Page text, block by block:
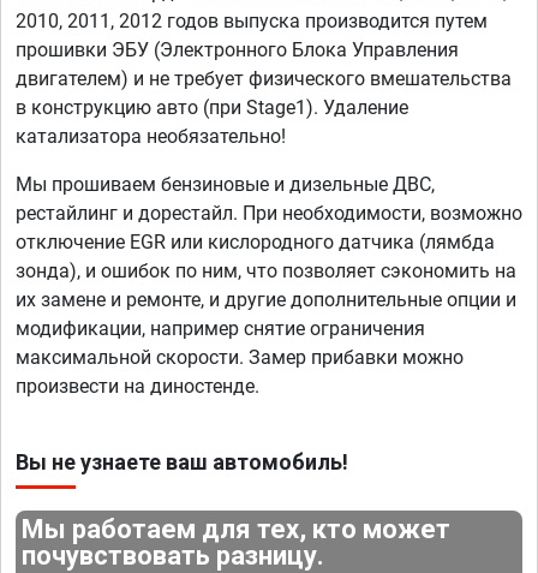
2010, 2011, 2012 годов выпуска производится путем
прошивки ЭБУ (Электронного Блока Управления
двигателем) и не требует физического вмешательства
в конструкцию авто (при Stage1). Удаление
катализатора необязательно!
Мы прошиваем бензиновые и дизельные ДВС,
рестайлинг и дорестайл. При необходимости, возможно
отключение EGR или кислородного датчика (лямбда
зонда), и ошибок по ним, что позволяет сэкономить на
их замене и ремонте, и другие дополнительные опции и
модификации, например снятие ограничения
максимальной скорости. Замер прибавки можно
произвести на диностенде.
Вы не узнаете ваш автомобиль!
Мы работаем для тех, кто может
почувствовать разницу.